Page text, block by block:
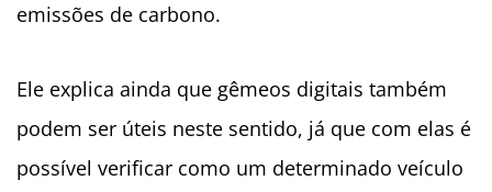
emissões de carbono.
Ele explica ainda que gêmeos digitais também
podem ser úteis neste sentido, já que com elas é
possível verificar como um determinado veículo